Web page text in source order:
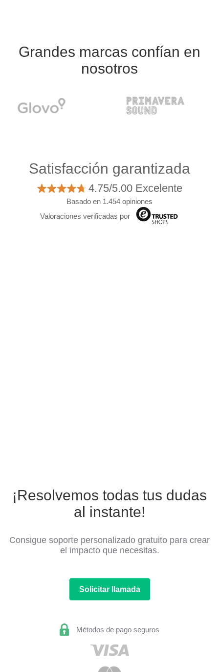
Grandes marcas confían en
nosotros
Satisfacción garantizada
4.75/5.00 Excelente
Basado en 1.454 opiniones
Valoraciones verificadas por
¡Resolvemos todas tus dudas
al instante!
Consigue soporte personalizado gratuito para crear
el impacto que necesitas.
Solicitar llamada
Métodos de pago seguros